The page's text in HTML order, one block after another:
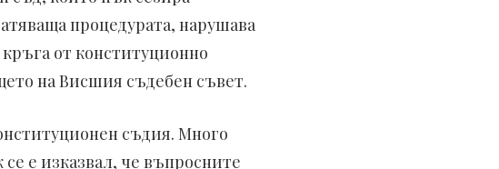
процедурата, нарушава
от конституционно
на Висшия съдебен съвет.
съдия. Много
е изказвал, че въпросните